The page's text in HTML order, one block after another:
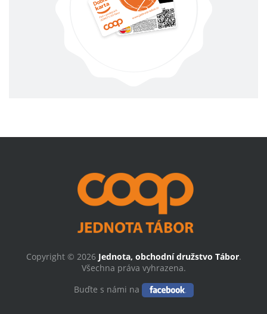
Copyright © 2026 Jednota, obchodní družstvo Tábor.
Všechna práva vyhrazena.
Buďte s námi na